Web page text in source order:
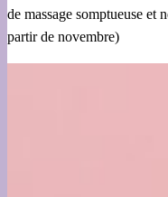
de massage somptueuse et
partir de novembre)